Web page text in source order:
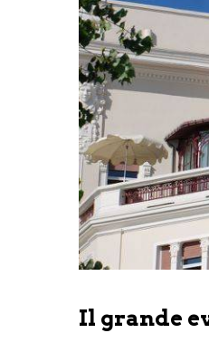
Il grande